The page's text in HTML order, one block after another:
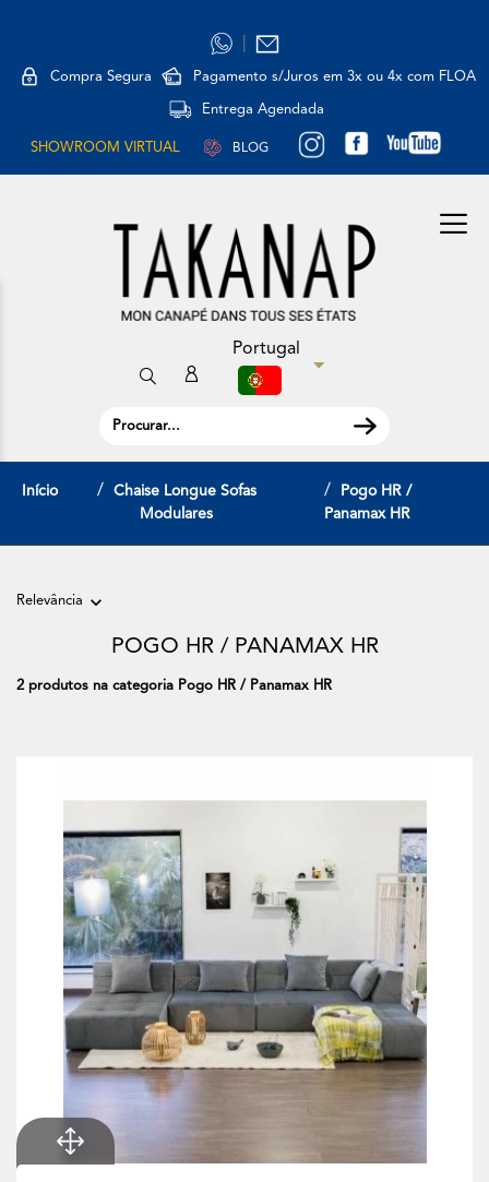
Compra Segura Pagamento s/Juros em 3x ou 4x com FLOA
Entrega Agendada
SHOWROOM VIRTUAL BLOG
Portugal
Início
Chaise Longue Sofas
Modulares
Pogo HR /
Panamax HR
POGO HR / PANAMAX HR
2 produtos na categoria Pogo HR / Panamax HR
Relevância